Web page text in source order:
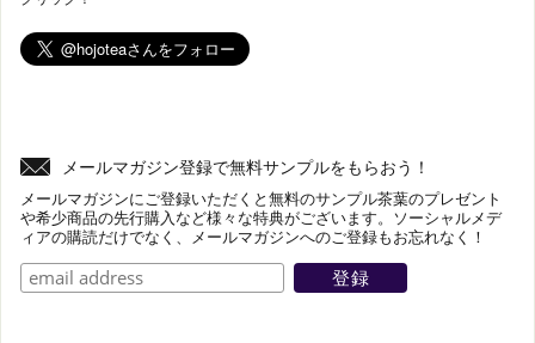
メールマガジン登録で無料サンプルをもらおう！
メールマガジンにご登録いただくと無料のサンプル茶葉のプレゼント
や希少商品の先行購入など様々な特典がございます。ソーシャルメデ
ィアの購読だけでなく、メールマガジンへのご登録もお忘れなく！